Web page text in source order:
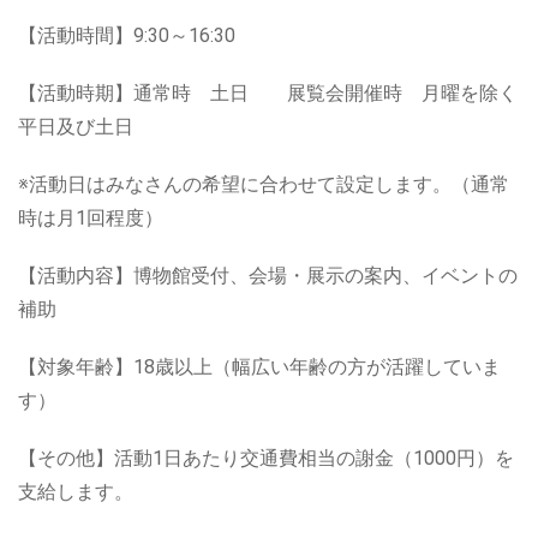
【活動時間】9:30～16:30
【活動時期】通常時 土日 展覧会開催時 月曜を除く
平日及び土日
※活動日はみなさんの希望に合わせて設定します。（通常
時は月1回程度）
【活動内容】博物館受付、会場・展示の案内、イベントの
補助
【対象年齢】18歳以上（幅広い年齢の方が活躍していま
す）
【その他】活動1日あたり交通費相当の謝金（1000円）を
支給します。